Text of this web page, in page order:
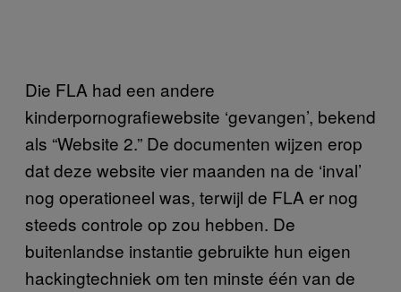
Die FLA had een andere
kinderpornografiewebsite ‘gevangen’, bekend
als “Website 2.” De documenten wijzen erop
dat deze website vier maanden na de ‘inval’
nog operationeel was, terwijl de FLA er nog
steeds controle op zou hebben. De
buitenlandse instantie gebruikte hun eigen
hackingtechniek om ten minste één van de